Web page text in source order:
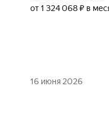
от 1 324 068 ₽ в
16 июня 2026